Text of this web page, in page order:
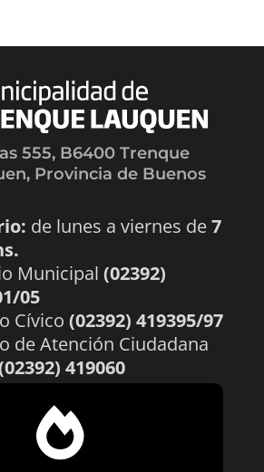
555, B6400 Trenque
Provincia de Buenos
de lunes a viernes de7
Municipal (02392)
05
Cívico (02392) 419395/97
de Atención Ciudadana
419060
